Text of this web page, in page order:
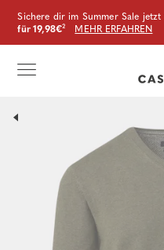
Sichere dir im Summer Sale jetzt
für 19,98€² MEHR ERFAHREN